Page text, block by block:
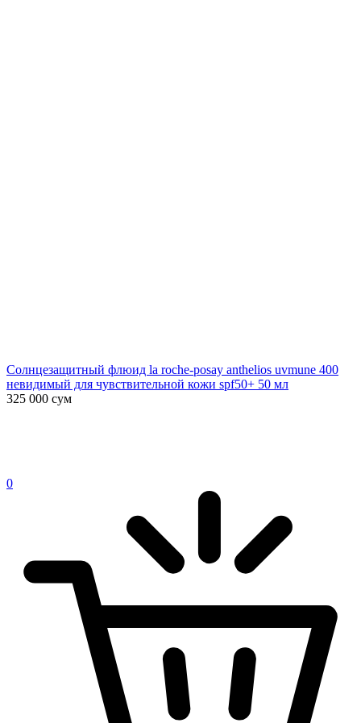
Солнцезащитный флюид la roche-posay anthelios uvmune 400
невидимый для чувствительной кожи spf50+ 50 мл
325 000 сум
0